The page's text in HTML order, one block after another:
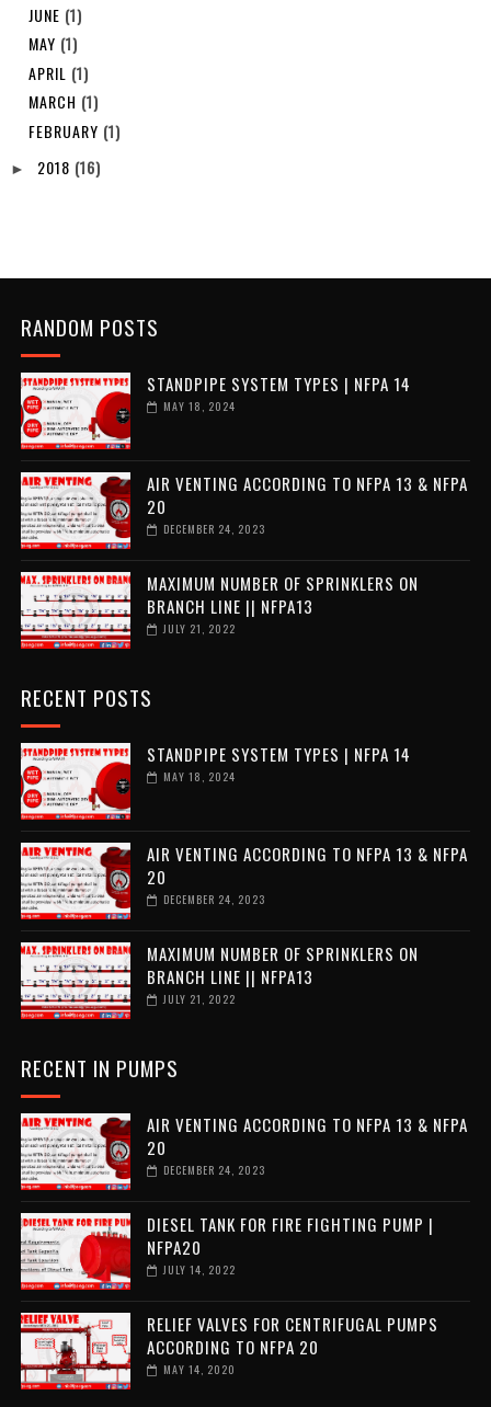
JUNE (1)
MAY (1)
APRIL (1)
MARCH (1)
FEBRUARY (1)
► 2018 (16)
RANDOM POSTS
STANDPIPE SYSTEM TYPES | NFPA 14
MAY 18, 2024
AIR VENTING ACCORDING TO NFPA 13 & NFPA
20
DECEMBER 24, 2023
MAXIMUM NUMBER OF SPRINKLERS ON
BRANCH LINE || NFPA13
JULY 21, 2022
RECENT POSTS
STANDPIPE SYSTEM TYPES | NFPA 14
MAY 18, 2024
AIR VENTING ACCORDING TO NFPA 13 & NFPA
20
DECEMBER 24, 2023
MAXIMUM NUMBER OF SPRINKLERS ON
BRANCH LINE || NFPA13
JULY 21, 2022
RECENT IN PUMPS
AIR VENTING ACCORDING TO NFPA 13 & NFPA
20
DECEMBER 24, 2023
DIESEL TANK FOR FIRE FIGHTING PUMP |
NFPA20
JULY 14, 2022
RELIEF VALVES FOR CENTRIFUGAL PUMPS
ACCORDING TO NFPA 20
MAY 14, 2020